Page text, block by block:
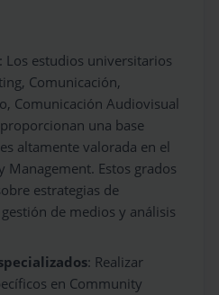
: Los estudios universitarios
Comunicación,
Comunicación Audiovisual
una base
altamente valorada en el
Management. Estos grados
estrategias de
de medios y análisis
: Realizar
en Community